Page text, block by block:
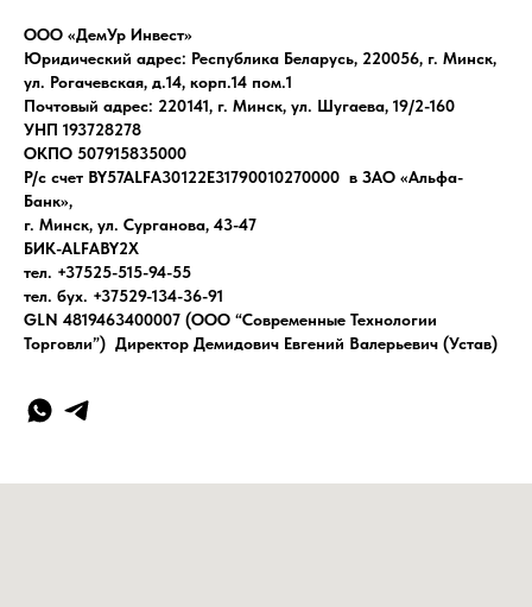
ООО «ДемУр Инвест»
Юридический адрес: Республика Беларусь, 220056, г. Минск,
ул. Рогачевская, д.14, корп.14 пом.1
Почтовый адрес: 220141, г. Минск, ул. Шугаева, 19/2-160
УНП 193728278
ОКПО 507915835000
Р/с счет BY57ALFA30122E31790010270000 в ЗАО «Альфа-
Банк»,
г. Минск, ул. Сурганова, 43-47
БИК-ALFABY2X
тел. +37525-515-94-55
тел. бух. +37529-134-36-91
GLN 4819463400007 (ООО “Современные Технологии
Торговли”) Директор Демидович Евгений Валерьевич (Устав)